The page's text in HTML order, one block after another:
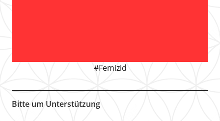
#Femizid
Bitte um Unterstützung